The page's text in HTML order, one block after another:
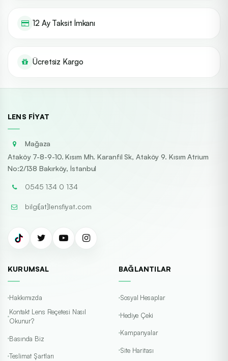
12 Ay Taksit İmkanı
Ücretsiz Kargo
LENS FIYAT
Mağaza
Ataköy 7-8-9-10. Kısım Mh. Karanfil Sk, Ataköy 9. Kısım Atrium
No:2/138 Bakırköy, İstanbul
0545 134 0 134
bilgi[at]lensfiyat.com
KURUMSAL
Hakkımızda
Kontakt Lens Reçetesi Nasıl
Okunur?
Basında Biz
Teslimat Şartları
BAĞLANTILAR
Sosyal Hesaplar
Hediye Çeki
Kampanyalar
Site Haritası